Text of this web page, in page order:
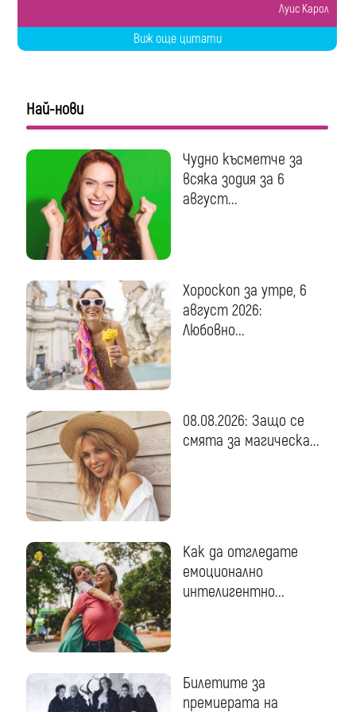
Луис Карол
Виж още цитати
Най-нови
Чудно късметче за
всяка зодия за 6
август...
Хороскоп за утре, 6
август 2026:
Любовно...
08.08.2026: Защо се
смята за магическа...
Как да отгледате
емоционално
интелигентно...
Билетите за
премиерата на